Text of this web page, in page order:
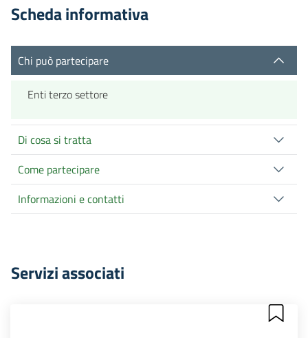
Scheda informativa
Chi può partecipare
Enti terzo settore
Di cosa si tratta
Come partecipare
Informazioni e contatti
Servizi associati